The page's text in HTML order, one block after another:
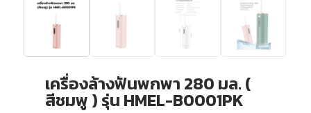
เครื่องล้างฟันพกพา 280 มล. (
สีชมพู ) รุ่น HMEL-B0001PK